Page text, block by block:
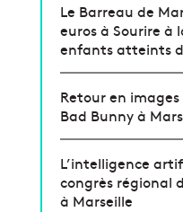
Le Barreau de
euros à Sourire à
enfants atteints
Retour en
Bad Bunny à
L’intelligence
congrès régional
à Marseille